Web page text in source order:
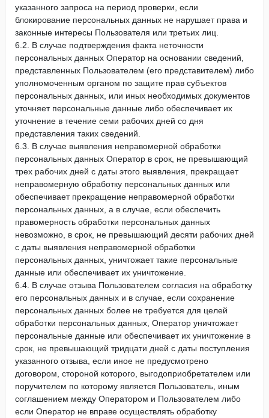
указанного запроса на период проверки, если
блокирование персональных данных не нарушает права и
законные интересы Пользователя или третьих лиц.
6.2. В случае подтверждения факта неточности
персональных данных Оператор на основании сведений,
представленных Пользователем (его представителем) либо
уполномоченным органом по защите прав субъектов
персональных данных, или иных необходимых документов
уточняет персональные данные либо обеспечивает их
уточнение в течение семи рабочих дней со дня
представления таких сведений.
6.3. В случае выявления неправомерной обработки
персональных данных Оператор в срок, не превышающий
трех рабочих дней с даты этого выявления, прекращает
неправомерную обработку персональных данных или
обеспечивает прекращение неправомерной обработки
персональных данных, а в случае, если обеспечить
правомерность обработки персональных данных
невозможно, в срок, не превышающий десяти рабочих дней
с даты выявления неправомерной обработки
персональных данных, уничтожает такие персональные
данные или обеспечивает их уничтожение.
6.4. В случае отзыва Пользователем согласия на обработку
его персональных данных и в случае, если сохранение
персональных данных более не требуется для целей
обработки персональных данных, Оператор уничтожает
персональные данные или обеспечивает их уничтожение в
срок, не превышающий тридцати дней с даты поступления
указанного отзыва, если иное не предусмотрено
договором, стороной которого, выгодоприобретателем или
поручителем по которому является Пользователь, иным
соглашением между Оператором и Пользователем либо
если Оператор не вправе осуществлять обработку